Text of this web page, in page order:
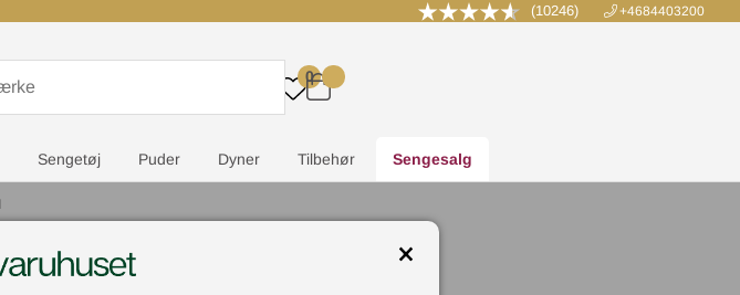
(10246) +4684403200
0
..
Sengetøj Puder Dyner Tilbehør Sengesalg